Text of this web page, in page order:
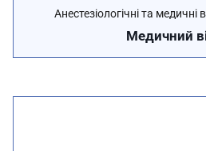
Анестезіологічні та медичні
Медичний